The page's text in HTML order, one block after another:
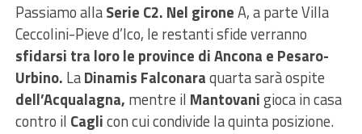
Passiamo allaSerie C2. Nel gironeA, a parte Villa
Ceccolini-Pieve d’Ico, le restanti sfide verranno
sfidarsi tra loro le province di Ancona e Pesaro-
Urbino. LaDinamis Falconaraquarta sarà ospite
dell’Acqualagna, mentre il Mantovanigioca in casa
contro il Caglicon cui condivide la quinta posizione.